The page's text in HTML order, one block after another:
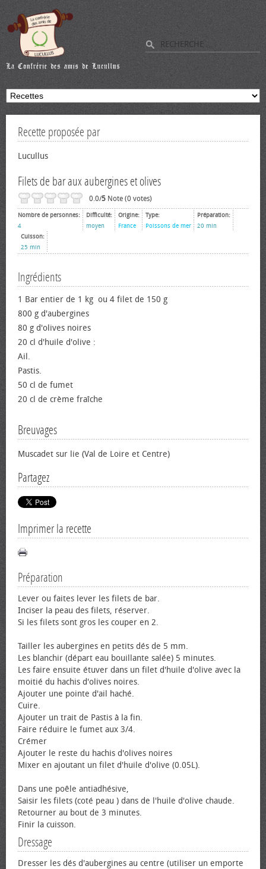
Recette proposée par
Lucullus
Filets de bar aux aubergines et olives
0.0/5 Note (0 votes)
Nombre de personnes:
4
Difficulté:
moyen
Origine:
France
Type:
Poissons de mer
Préparation:
20 min
Cuisson:
25 min
Ingrédients
1 Bar entier de 1 kg ou 4 filet de 150 g
800 g d'aubergines
80 g d'olives noires
20 cl d'huile d'olive :
Ail.
Pastis.
50 cl de fumet
20 cl de crème fraîche
Breuvages
Muscadet sur lie (Val de Loire et Centre)
Partagez
Imprimer la recette
Préparation
Lever ou faites lever les filets de bar.
Inciser la peau des filets, réserver.
Si les filets sont gros les couper en 2.
Tailler les aubergines en petits dés de 5 mm.
Les blanchir (départ eau bouillante salée) 5 minutes.
Les faire ensuite étuver dans un filet d'huile d'olive avec la
moitié du hachis d'olives noires.
Ajouter une pointe d'ail haché.
Cuire.
Ajouter un trait de Pastis à la fin.
Faire réduire le fumet aux 3/4.
Crémer
Ajouter le reste du hachis d'olives noires
Mixer en ajoutant un filet d'huile d'olive (0.05L).
Dans une poêle antiadhésive,
Saisir les filets (coté peau ) dans de l'huile d'olive chaude.
Retourner au bout de 3 minutes.
Finir la cuisson.
Dressage
Dresser les dés d'aubergines au centre (utiliser un emporte